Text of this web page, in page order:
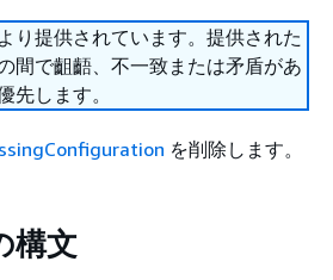
り提供されています。提供された
間で齟齬、不一致または矛盾があ
先します。
を削除します。
構文